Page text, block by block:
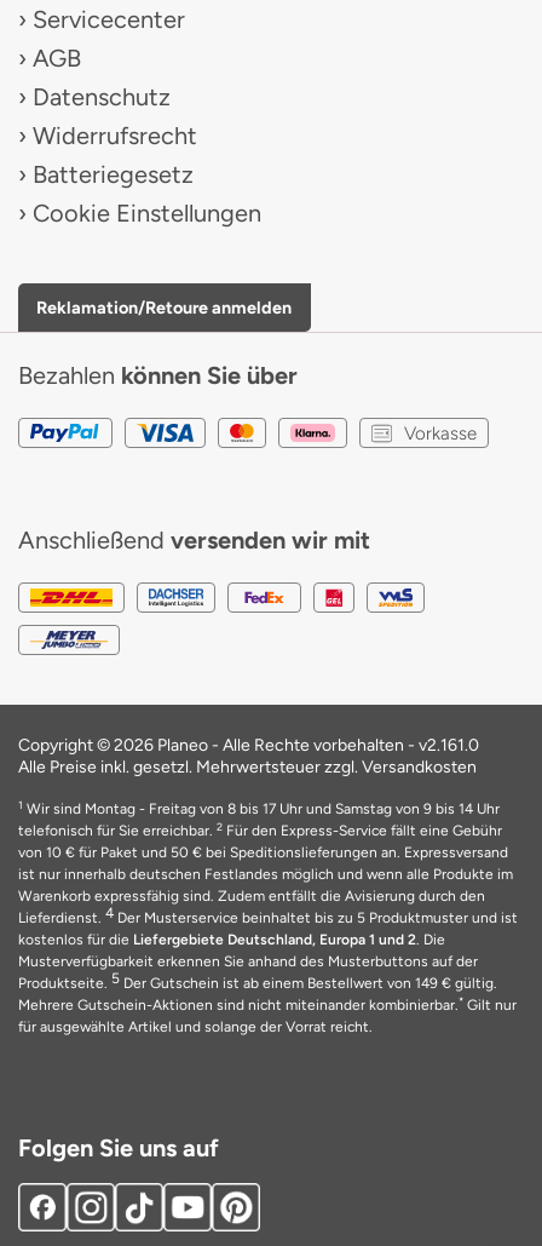
Servicecenter
AGB
Datenschutz
Widerrufsrecht
Batteriegesetz
Cookie Einstellungen
Reklamation/Retoure anmelden
Bezahlen können Sie über
Vorkasse
Anschließend versenden wir mit
Copyright © 2026 Planeo - Alle Rechte vorbehalten - v2.161.0
Alle Preise inkl. gesetzl. Mehrwertsteuer zzgl. Versandkosten
1 Wir sind Montag - Freitag von 8 bis 17 Uhr und Samstag von 9 bis 14 Uhr
telefonisch für Sie erreichbar. 2 Für den Express-Service fällt eine Gebühr
von 10 € für Paket und 50 € bei Speditionslieferungen an. Expressversand
ist nur innerhalb deutschen Festlandes möglich und wenn alle Produkte im
Warenkorb expressfähig sind. Zudem entfällt die Avisierung durch den
Lieferdienst. 4 Der Musterservice beinhaltet bis zu 5 Produktmuster und ist
kostenlos für die Liefergebiete Deutschland, Europa 1 und 2. Die
Musterverfügbarkeit erkennen Sie anhand des Musterbuttons auf der
Produktseite. 5 Der Gutschein ist ab einem Bestellwert von 149 € gültig.
Mehrere Gutschein-Aktionen sind nicht miteinander kombinierbar.* Gilt nur
für ausgewählte Artikel und solange der Vorrat reicht.
Folgen Sie uns auf